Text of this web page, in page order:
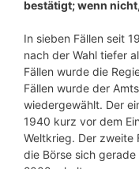
bestätigt; wenn
In sieben Fällen seit
nach der Wahl tiefer
Fällen wurde die
Fällen wurde der
wiedergewählt. Der
1940 kurz vor dem
Weltkrieg. Der zweite
die Börse sich